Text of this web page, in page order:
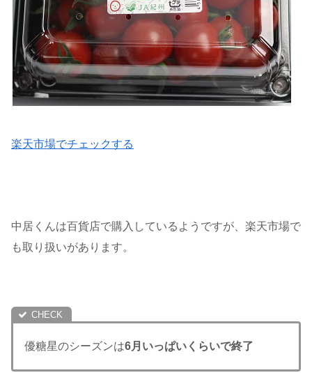
楽天市場でチェックする
中居くんは百貨店で購入しているようですが、楽天市場で
も取り扱いがあります。
優糖星のシーズンは6月いっぱいくらいで終了